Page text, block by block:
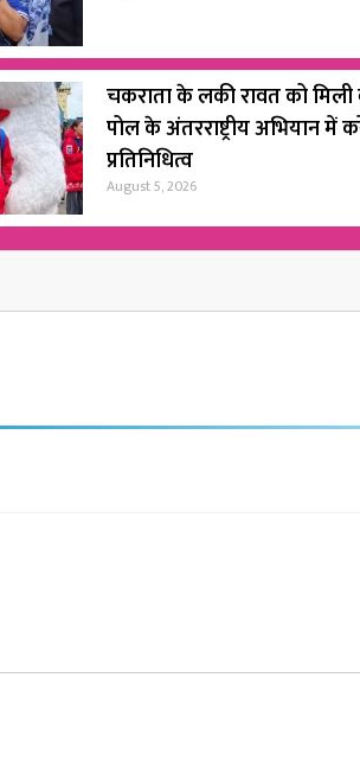
चकराता के लकी रावत को मिली
पोल के अंतरराष्ट्रीय अभियान में
प्रतिनिधित्व
August 5, 2026